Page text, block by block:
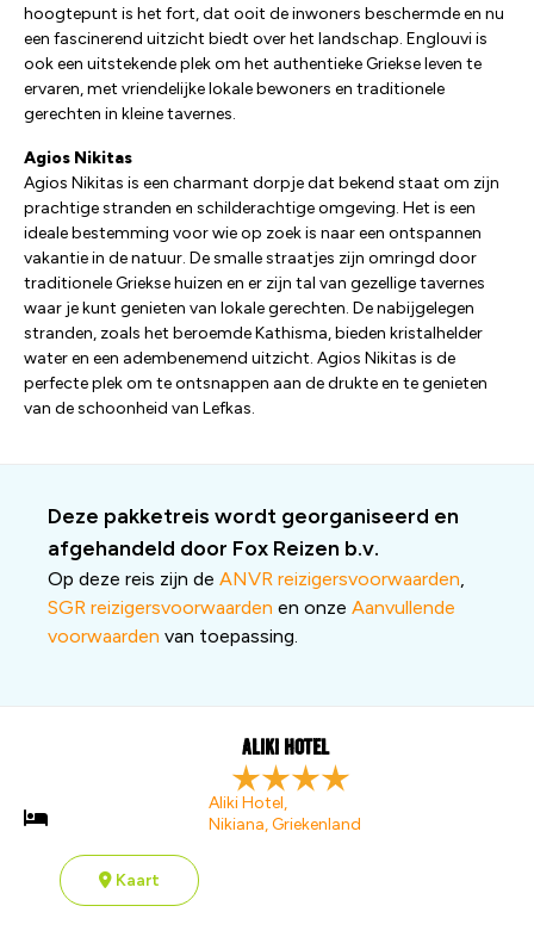
hoogtepunt is het fort, dat ooit de inwoners beschermde en nu
een fascinerend uitzicht biedt over het landschap. Englouvi is
ook een uitstekende plek om het authentieke Griekse leven te
ervaren, met vriendelijke lokale bewoners en traditionele
gerechten in kleine tavernes.
Agios Nikitas
Agios Nikitas is een charmant dorpje dat bekend staat om zijn
prachtige stranden en schilderachtige omgeving. Het is een
ideale bestemming voor wie op zoek is naar een ontspannen
vakantie in de natuur. De smalle straatjes zijn omringd door
traditionele Griekse huizen en er zijn tal van gezellige tavernes
waar je kunt genieten van lokale gerechten. De nabijgelegen
stranden, zoals het beroemde Kathisma, bieden kristalhelder
water en een adembenemend uitzicht. Agios Nikitas is de
perfecte plek om te ontsnappen aan de drukte en te genieten
van de schoonheid van Lefkas.
Deze pakketreis wordt georganiseerd en
afgehandeld door Fox Reizen b.v.
Op deze reis zijn de ANVR reizigersvoorwaarden,
SGR reizigersvoorwaarden en onze Aanvullende
voorwaarden van toepassing.
Aliki Hotel
Aliki Hotel,
Nikiana, Griekenland
Kaart